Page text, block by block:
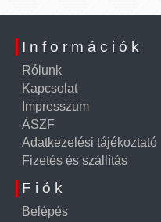
Információk
Rólunk
Kapcsolat
Impresszum
ÁSZF
Adatkezelési tájékoztató
Fizetés és szállítás
Fiók
Belépés